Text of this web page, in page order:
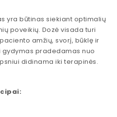
yra būtinas siekiant optimalių
poveikių. Dozė visada turi
amžių, svorį, būklę ir
pradedamas nuo
didinama iki terapinės.